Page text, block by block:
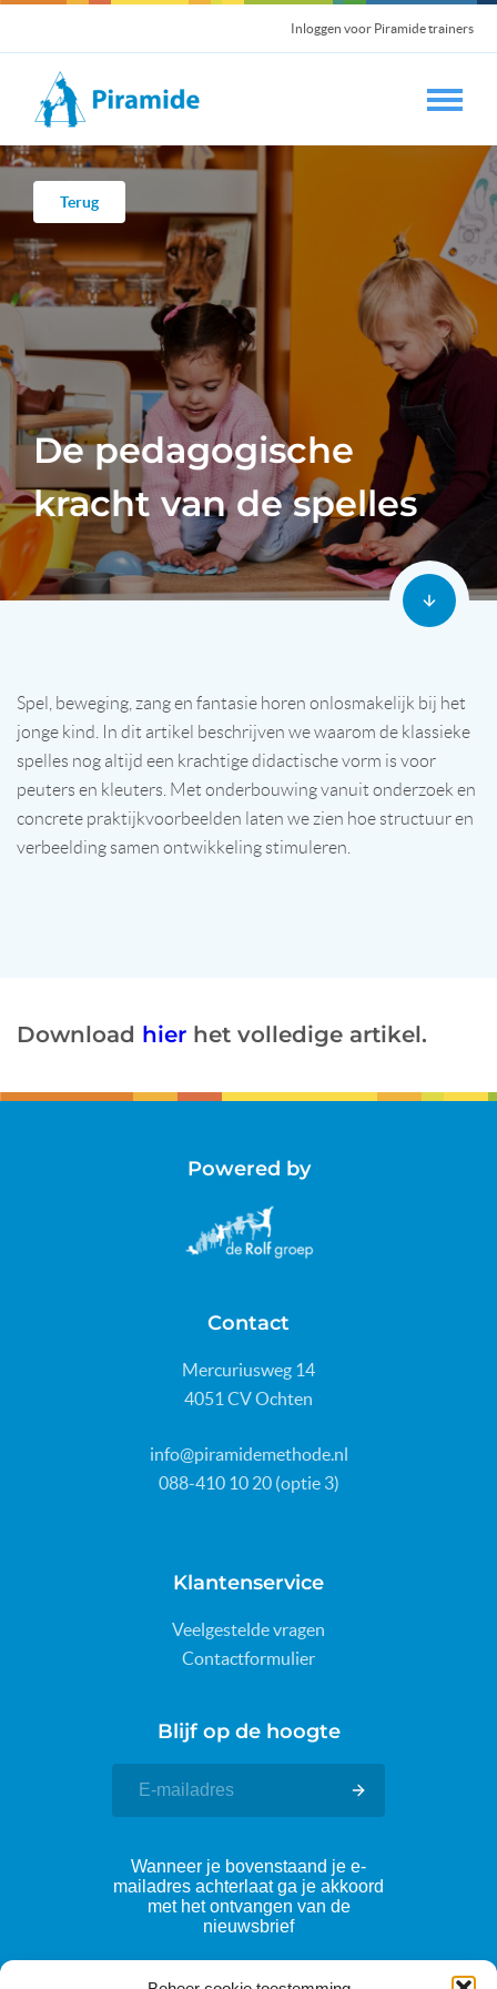
Inloggen voor Piramide trainers
Terug
De pedagogische
kracht van de spelles
Spel, beweging, zang en fantasie horen onlosmakelijk bij het
jonge kind. In dit artikel beschrijven we waarom de klassieke
spelles nog altijd een krachtige didactische vorm is voor
peuters en kleuters. Met onderbouwing vanuit onderzoek en
concrete praktijkvoorbeelden laten we zien hoe structuur en
verbeelding samen ontwikkeling stimuleren.
Download hier het volledige artikel.
Powered by
Contact
Mercuriusweg 14
4051 CV Ochten
info@piramidemethode.nl
088-410 10 20 (optie 3)
Klantenservice
Veelgestelde vragen
Contactformulier
Blijf op de hoogte
Wanneer je bovenstaand je e-
mailadres achterlaat ga je akkoord
met het ontvangen van de
nieuwsbrief